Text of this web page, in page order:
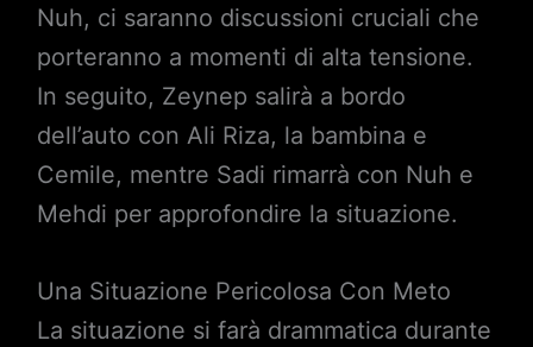
Nuh, ci saranno discussioni cruciali che
porteranno a momenti di alta tensione.
In seguito, Zeynep salirà a bordo
dell’auto con Ali Riza, la bambina e
Cemile, mentre Sadi rimarrà con Nuh e
Mehdi per approfondire la situazione.
Una Situazione Pericolosa Con Meto
La situazione si farà drammatica durante